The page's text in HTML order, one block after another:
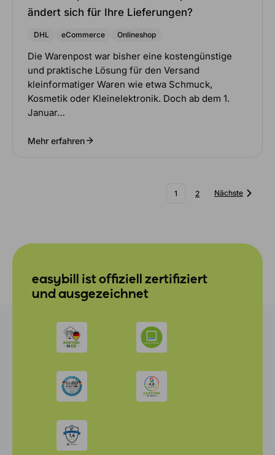
ändert sich für Ihre Lieferungen?
DHL eCommerce Onlineshop
Die Warenpost war bisher eine kostengünstige
und praktische Lösung für den Versand
kleinformatiger Waren wie etwa Schmuck,
Kosmetik oder Kleinelektronik. Doch ab dem 1.
Januar…
Mehr erfahren
1 2 Nächste
easybill ist offiziell zertifiziert
und ausgezeichnet